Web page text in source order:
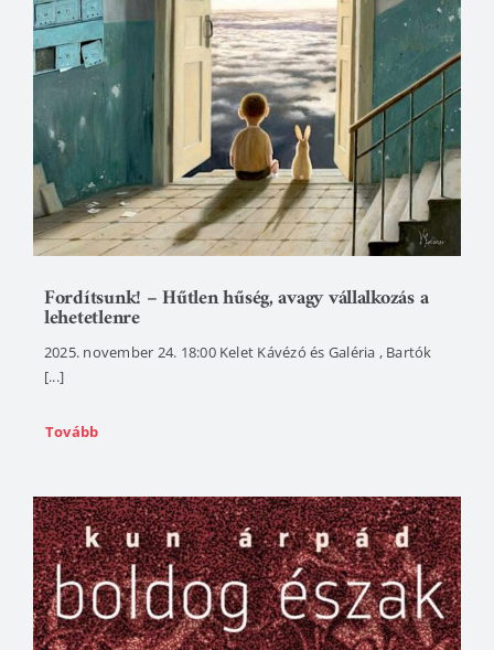
Fordítsunk! – Hűtlen hűség, avagy vállalkozás a
lehetetlenre
2025. november 24. 18:00 Kelet Kávézó és Galéria , Bartók
[...]
Tovább